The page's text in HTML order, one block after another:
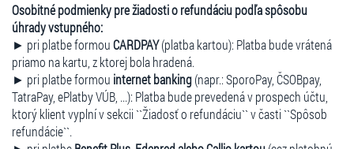
Osobitné podmienky pre žiadosti o refundáciu podľa spôsobu
úhrady vstupného:
► pri platbe formouCARDPAY(platba kartou): Platba bude vrátená
priamo na kartu, z ktorej bola hradená.
► pri platbe formou internet banking(napr.: SporoPay, ČSOBpay,
TatraPay, ePlatby VÚB, ...): Platba bude prevedená v prospech účtu,
ktorý klient vyplní v sekcii ``Žiadosť o refundáciu`` v časti ``Spôsob
refundácie``.